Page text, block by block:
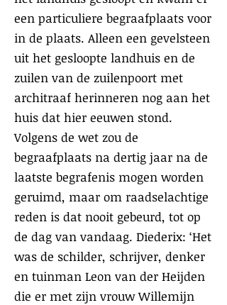
een particuliere begraafplaats voor
in de plaats. Alleen een gevelsteen
uit het gesloopte landhuis en de
zuilen van de zuilenpoort met
architraaf herinneren nog aan het
huis dat hier eeuwen stond.
Volgens de wet zou de
begraafplaats na dertig jaar na de
laatste begrafenis mogen worden
geruimd, maar om raadselachtige
reden is dat nooit gebeurd, tot op
de dag van vandaag. Diederix: ‘Het
was de schilder, schrijver, denker
en tuinman Leon van der Heijden
die er met zijn vrouw Willemijn